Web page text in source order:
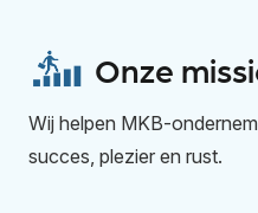
Onze
Wij helpen MKB-
succes, plezier en rust.